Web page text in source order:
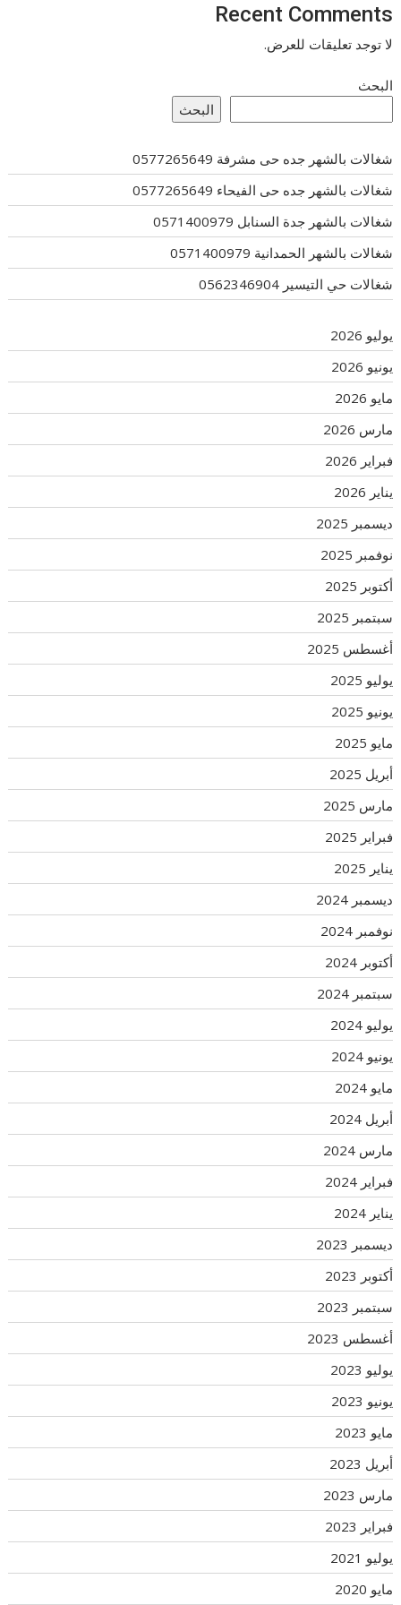
Recent Comments
لا توجد تعليقات للعرض.
البحث
البحث
شغالات بالشهر جده حى مشرفة 0577265649
شغالات بالشهر جده حى الفيحاء 0577265649
شغالات بالشهر جدة السنابل 0571400979
شغالات بالشهر الحمدانية 0571400979
شغالات حي التيسير 0562346904
يوليو 2026
يونيو 2026
مايو 2026
مارس 2026
فبراير 2026
يناير 2026
ديسمبر 2025
نوفمبر 2025
أكتوبر 2025
سبتمبر 2025
أغسطس 2025
يوليو 2025
يونيو 2025
مايو 2025
أبريل 2025
مارس 2025
فبراير 2025
يناير 2025
ديسمبر 2024
نوفمبر 2024
أكتوبر 2024
سبتمبر 2024
يوليو 2024
يونيو 2024
مايو 2024
أبريل 2024
مارس 2024
فبراير 2024
يناير 2024
ديسمبر 2023
أكتوبر 2023
سبتمبر 2023
أغسطس 2023
يوليو 2023
يونيو 2023
مايو 2023
أبريل 2023
مارس 2023
فبراير 2023
يوليو 2021
مايو 2020